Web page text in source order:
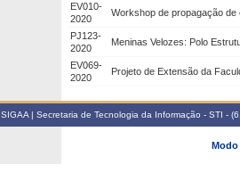
EV010-
2020
Workshop de propagação
PJ123-
2020
Meninas Velozes: Polo
EV069-
2020
Projeto de Extensão da
SIGAA | Secretaria de Tecnologia da Informação - STI -
Modo